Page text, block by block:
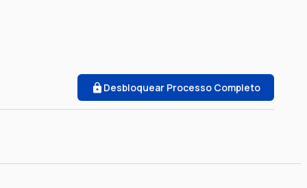
Desbloquear Processo Completo